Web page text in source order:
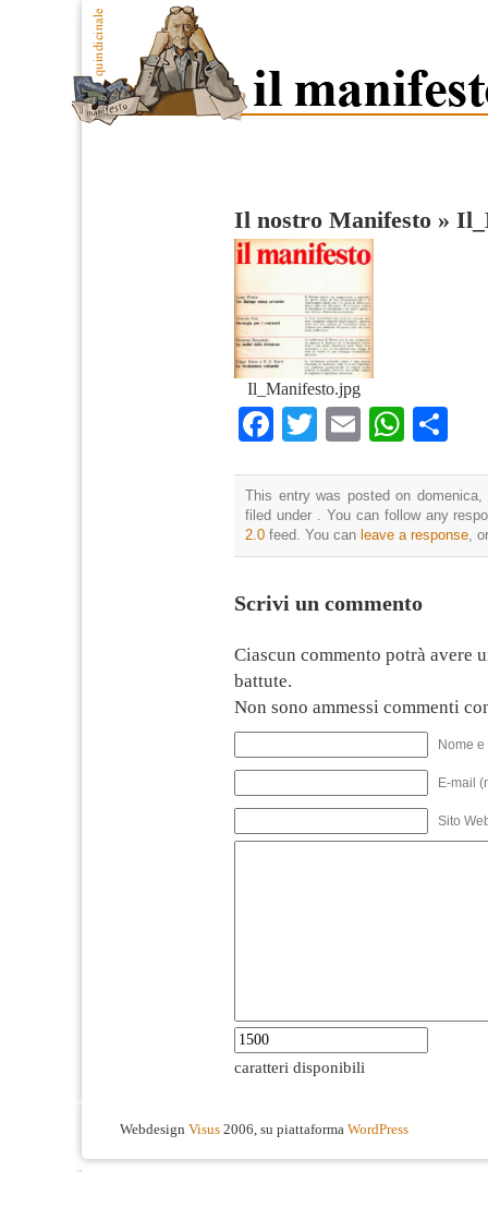
Il nostro Manifesto »
Il_Manifesto.jpg
Facebook
TwitterEmail
This entry was posted on
filed under . You can follow any
2.0 feed. You can leave a response,
Scrivi un commento
Ciascun commento potrà avere
battute.
Non sono ammessi commenti
Nome
E-mail
Sito
caratteri disponibili
Webdesign Visus 2006, su piattaforma WordPress